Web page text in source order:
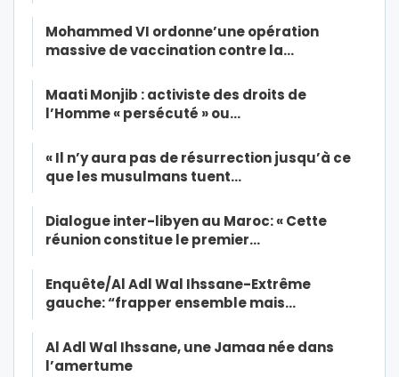
Mohammed VI ordonne’une opération
massive de vaccination contre la…
Maati Monjib : activiste des droits de
l’Homme « persécuté » ou…
« Il n’y aura pas de résurrection jusqu’à ce
que les musulmans tuent…
Dialogue inter-libyen au Maroc: « Cette
réunion constitue le premier…
Enquête/Al Adl Wal Ihssane-Extrême
gauche: “frapper ensemble mais…
Al Adl Wal Ihssane, une Jamaa née dans
l’amertume